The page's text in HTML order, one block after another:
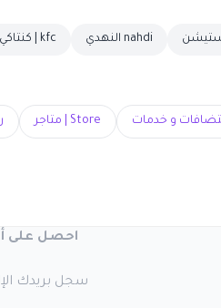
nahdi النهدي kfc | كنتاكي
و خدمات Store | متاجر
احصل على
سجل بريدك